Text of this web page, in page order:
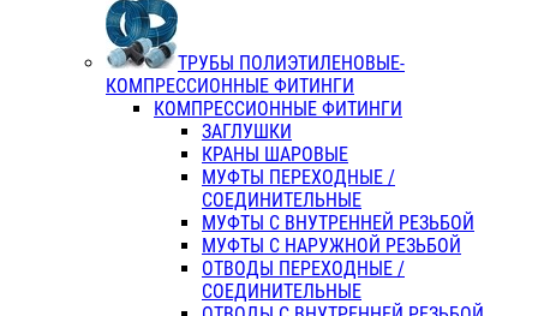
ТРУБЫ ПОЛИЭТИЛЕНОВЫЕ-
КОМПРЕССИОННЫЕ ФИТИНГИ
КОМПРЕССИОННЫЕ ФИТИНГИ
ЗАГЛУШКИ
КРАНЫ ШАРОВЫЕ
МУФТЫ ПЕРЕХОДНЫЕ /
СОЕДИНИТЕЛЬНЫЕ
МУФТЫ С ВНУТРЕННЕЙ РЕЗЬБОЙ
МУФТЫ С НАРУЖНОЙ РЕЗЬБОЙ
ОТВОДЫ ПЕРЕХОДНЫЕ /
СОЕДИНИТЕЛЬНЫЕ